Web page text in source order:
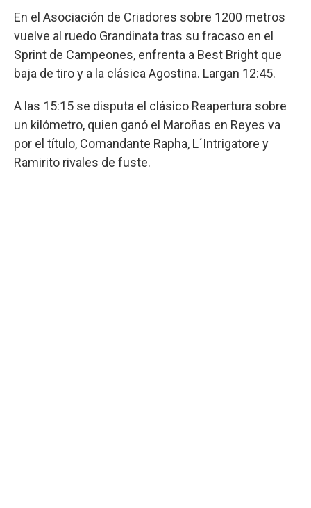
En el Asociación de Criadores sobre 1200 metros
vuelve al ruedo Grandinata tras su fracaso en el
Sprint de Campeones, enfrenta a Best Bright que
baja de tiro y a la clásica Agostina. Largan 12:45.
A las 15:15 se disputa el clásico Reapertura sobre
un kilómetro, quien ganó el Maroñas en Reyes va
por el título, Comandante Rapha, L´Intrigatore y
Ramirito rivales de fuste.